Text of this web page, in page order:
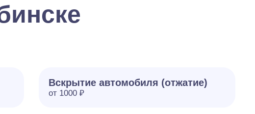
Вскрытие автомобиля (отжатие)
от 1000 ₽